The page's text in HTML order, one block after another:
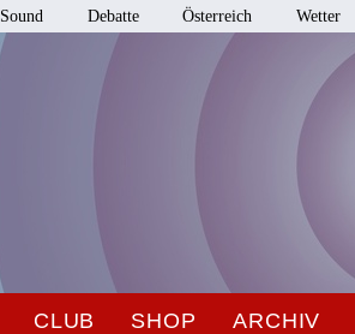
Sound Debatte Österreich Wetter
CLUB SHOP ARCHIV